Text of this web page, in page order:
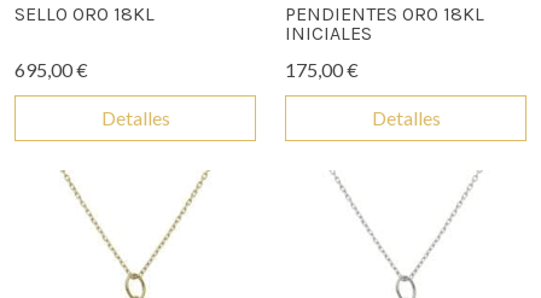
SELLO ORO 18KL
695,00 €
Detalles
PENDIENTES ORO 18KL
INICIALES
175,00 €
Detalles